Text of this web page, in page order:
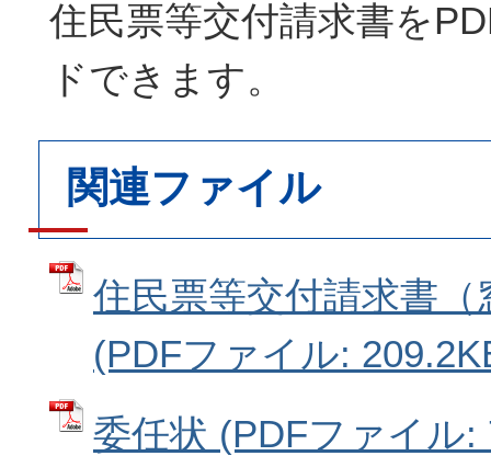
住民票等交付請求書を
ドできます。
関連ファイル
住民票等交付請求書（
(PDFファイル:
委任状 (PDFファイル: